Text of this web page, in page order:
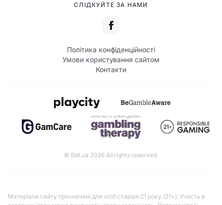
СЛІДКУЙТЕ ЗА НАМИ
Політика конфіденційності
Умови користування сайтом
Контакти
© Bet.ua 2026 All rights reserved.
Матеріали сайту призначені для осіб старше 21 року (21+). Участь в